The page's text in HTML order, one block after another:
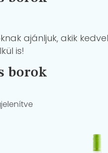
ajánljuk, akik
is!
borok